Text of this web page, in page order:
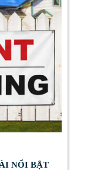
NỔI BẬT